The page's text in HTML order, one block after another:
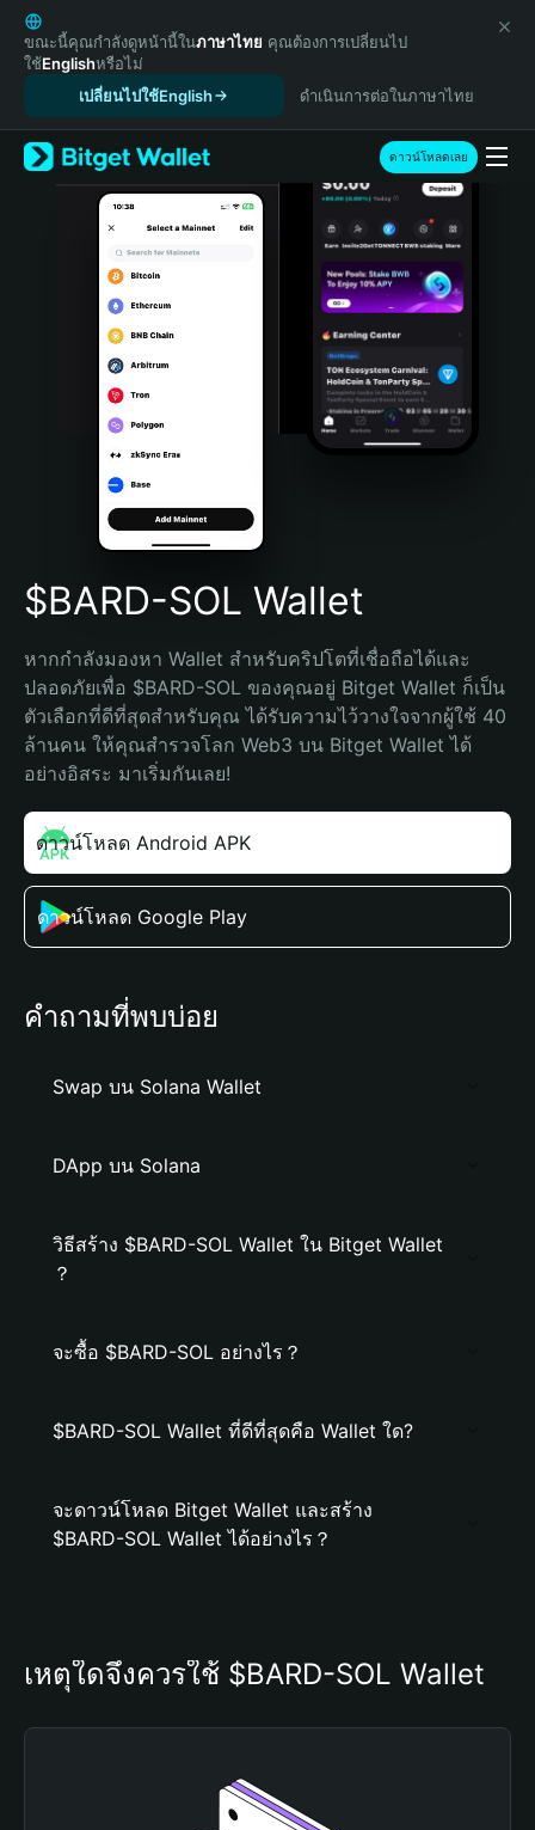
English
日本語
Tiếng Việt
Español (Latinoamérica)
Türkçe
Italiano
Português (Portugal)
Bahasa Indonesia
Português (Brasil)
Español (Argentina)
ขณะนี้คุณกำลังดูหน้านี้ในภาษาไทย คุณต้องการเปลี่ยนไป
ใช้Englishหรือไม่
เปลี่ยนไปใช้English
ดำเนินการต่อในภาษาไทย
ดาวน์โหลดเลย
$BARD-SOL Wallet
หากกำลังมองหา Wallet สำหรับคริปโตที่เชื่อถือได้และ
ปลอดภัยเพื่อ $BARD-SOL ของคุณอยู่ Bitget Wallet ก็เป็น
ตัวเลือกที่ดีที่สุดสำหรับคุณ ได้รับความไว้วางใจจากผู้ใช้ 40
ล้านคน ให้คุณสำรวจโลก Web3 บน Bitget Wallet ได้
อย่างอิสระ มาเริ่มกันเลย!
ดาวน์โหลด Android APK
ดาวน์โหลด Google Play
คำถามที่พบบ่อย
Swap บน Solana Wallet
DApp บน Solana
วิธีสร้าง $BARD-SOL Wallet ใน Bitget Wallet
？
จะซื้อ $BARD-SOL อย่างไร？
$BARD-SOL Wallet ที่ดีที่สุดคือ Wallet ใด?
จะดาวน์โหลด Bitget Wallet และสร้าง
$BARD-SOL Wallet ได้อย่างไร？
เหตุใดจึงควรใช้ $BARD-SOL Wallet